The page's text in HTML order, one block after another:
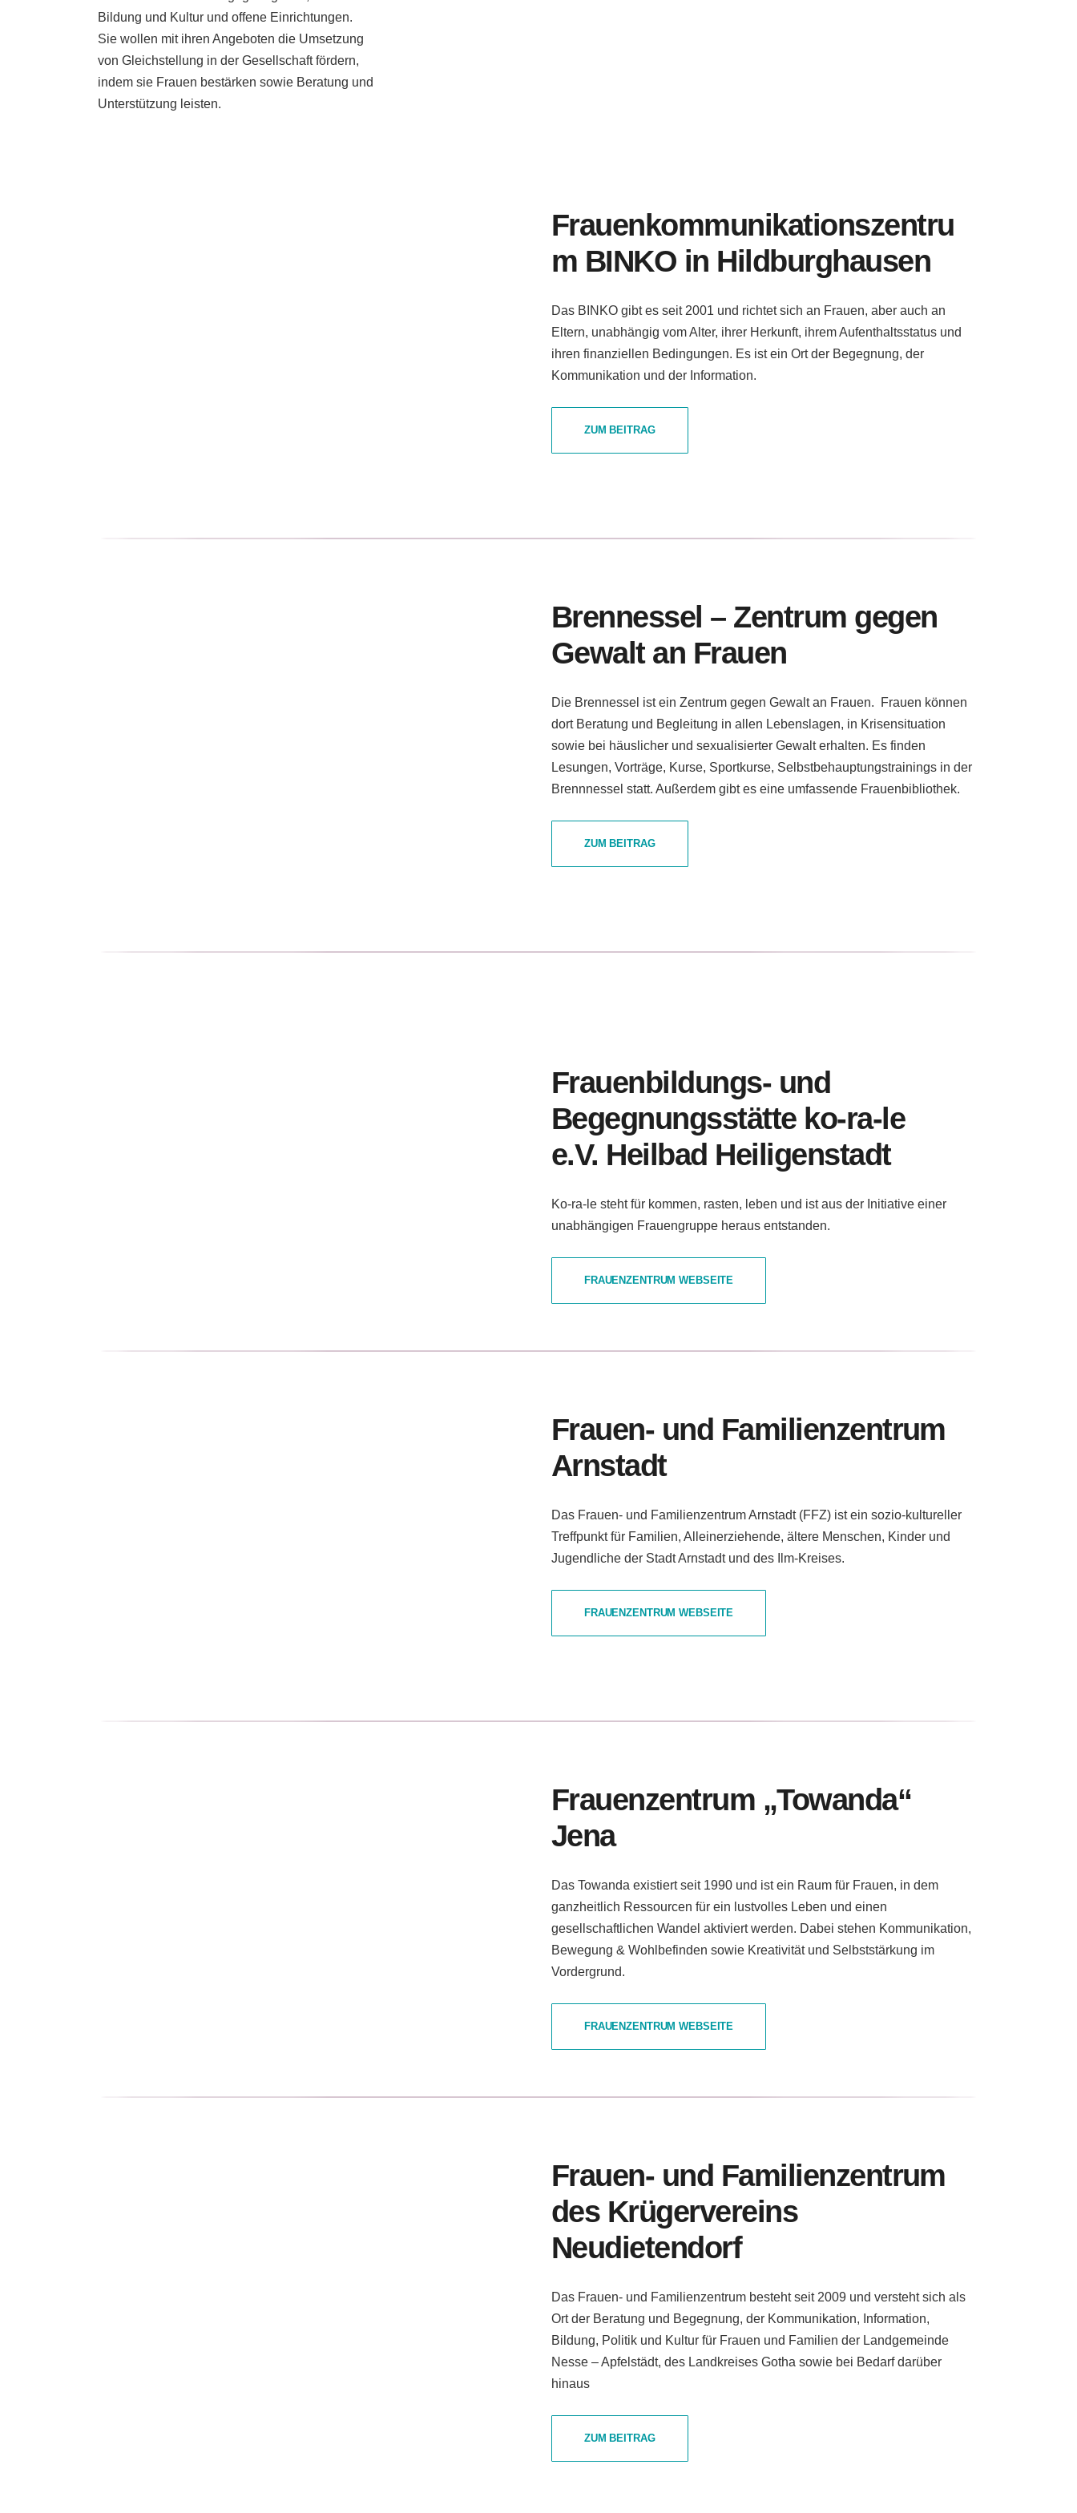
Bildung und Kultur und offene Einrichtungen.
Sie wollen mit ihren Angeboten die Umsetzung
von Gleichstellung in der Gesellschaft fördern,
indem sie Frauen bestärken sowie Beratung und
Unterstützung leisten.
Frauenkommunikationszentru
m BINKO in Hildburghausen
Das BINKO gibt es seit 2001 und richtet sich an Frauen, aber auch an
Eltern, unabhängig vom Alter, ihrer Herkunft, ihrem Aufenthaltsstatus und
ihren finanziellen Bedingungen. Es ist ein Ort der Begegnung, der
Kommunikation und der Information.
ZUM BEITRAG
Brennessel – Zentrum gegen
Gewalt an Frauen
Die Brennessel ist ein Zentrum gegen Gewalt an Frauen. Frauen können
dort Beratung und Begleitung in allen Lebenslagen, in Krisensituation
sowie bei häuslicher und sexualisierter Gewalt erhalten. Es finden
Lesungen, Vorträge, Kurse, Sportkurse, Selbstbehauptungstrainings in der
Brennnessel statt. Außerdem gibt es eine umfassende Frauenbibliothek.
ZUM BEITRAG
Frauenbildungs- und
Begegnungsstätte ko-ra-le
e.V. Heilbad Heiligenstadt
Ko-ra-le steht für kommen, rasten, leben und ist aus der Initiative einer
unabhängigen Frauengruppe heraus entstanden.
FRAUENZENTRUM WEBSEITE
Frauen- und Familienzentrum
Arnstadt
Das Frauen- und Familienzentrum Arnstadt (FFZ) ist ein sozio-kultureller
Treffpunkt für Familien, Alleinerziehende, ältere Menschen, Kinder und
Jugendliche der Stadt Arnstadt und des Ilm-Kreises.
FRAUENZENTRUM WEBSEITE
Frauenzentrum „Towanda“
Jena
Das Towanda existiert seit 1990 und ist ein Raum für Frauen, in dem
ganzheitlich Ressourcen für ein lustvolles Leben und einen
gesellschaftlichen Wandel aktiviert werden. Dabei stehen Kommunikation,
Bewegung & Wohlbefinden sowie Kreativität und Selbststärkung im
Vordergrund.
FRAUENZENTRUM WEBSEITE
Frauen- und Familienzentrum
des Krügervereins
Neudietendorf
Das Frauen- und Familienzentrum besteht seit 2009 und versteht sich als
Ort der Beratung und Begegnung, der Kommunikation, Information,
Bildung, Politik und Kultur für Frauen und Familien der Landgemeinde
Nesse – Apfelstädt, des Landkreises Gotha sowie bei Bedarf darüber
hinaus
ZUM BEITRAG